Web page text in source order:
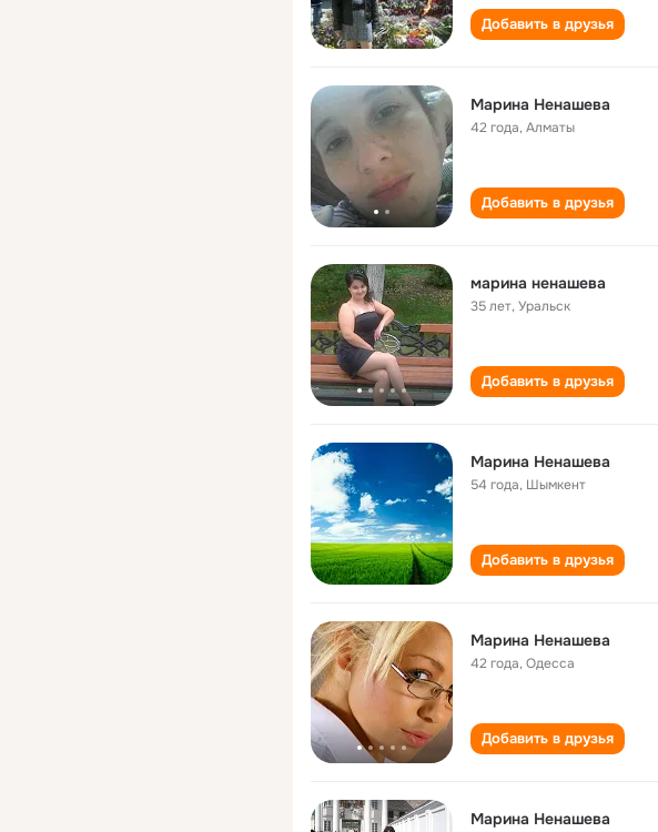
Добавить в друзья
Марина Ненашева
42 года,Алматы
Добавить в друзья
марина ненашева
35 лет,Уральск
Добавить в друзья
Марина Ненашева
54 года, Шымкент
Добавить в друзья
Марина Ненашева
42 года,Одесса
Добавить в друзья
Марина Ненашева